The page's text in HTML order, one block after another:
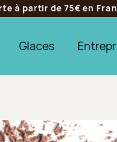
à partir de 75€ en
Glaces